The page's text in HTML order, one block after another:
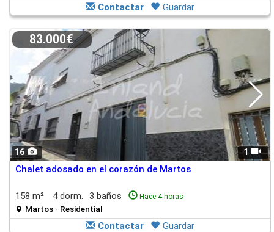
Contactar Guardar
16 1
83.000€
Chalet adosado en el corazón de Martos
158 m² 4 dorm. 3 baños Hace 4 horas
Martos - Residential
Contactar Guardar